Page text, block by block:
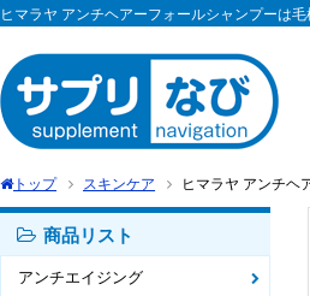
ヒマラヤ アンチヘアーフォールシャンプーは
トップ スキンケア ヒマラヤ アンチヘ
商品リスト
アンチエイジング